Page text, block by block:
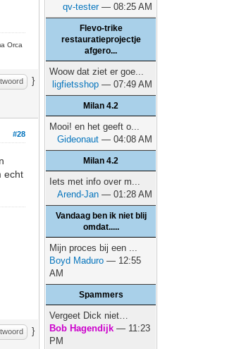
Orca
}
#28
echt
}
qv-tester— 08:25 AM
Flevo-trike
restauratieprojectje
afgero...
Woow dat ziet er goe...
ligfietsshop — 07:49 AM
Milan 4.2
Mooi! en het geeft o...
Gideonaut — 04:08 AM
Milan 4.2
Iets met info over m...
Arend-Jan — 01:28 AM
Vandaag ben ik niet blij
omdat.....
Mijn proces bij een ...
Boyd Maduro — 12:55
AM
Spammers
Vergeet Dick niet…
Bob Hagendijk — 11:23
PM